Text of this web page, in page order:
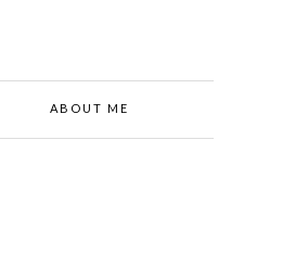
ABOUT ME